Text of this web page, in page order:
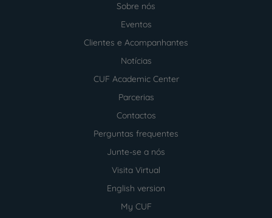
Sobre nós
Eventos
Clientes e Acompanhantes
Notícias
CUF Academic Center
Parcerias
Contactos
Perguntas frequentes
Junte-se a nós
Visita Virtual
English version
My CUF